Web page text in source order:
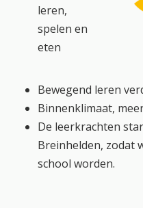
leren,
spelen en
eten
Bewegend leren
Binnenklimaat,
De leerkrachten
Breinhelden, zodat
school worden.